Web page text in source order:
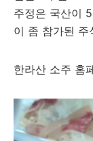
주정은 국산이
이 좀 참가된 주
한라산 소주 홈